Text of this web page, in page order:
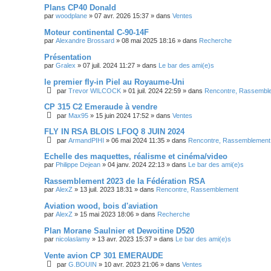
Plans CP40 Donald
par woodplane » 07 avr. 2026 15:37 » dans Ventes
Moteur continental C-90-14F
par Alexandre Brossard » 08 mai 2025 18:16 » dans Recherche
Présentation
par Gralex » 07 juil. 2024 11:27 » dans Le bar des ami(e)s
le premier fly-in Piel au Royaume-Uni
par Trevor WILCOCK » 01 juil. 2024 22:59 » dans Rencontre,
CP 315 C2 Emeraude à vendre
par Max95 » 15 juin 2024 17:52 » dans Ventes
FLY IN RSA BLOIS LFOQ 8 JUIN 2024
par ArmandPIHI » 06 mai 2024 11:35 » dans Rencontre, Rassemblement
Echelle des maquettes, réalisme et cinéma/video
par Philippe Dejean » 04 janv. 2024 22:13 » dans Le bar des ami(e)s
Rassemblement 2023 de la Fédération RSA
par AlexZ » 13 juil. 2023 18:31 » dans Rencontre, Rassemblement
Aviation wood, bois d'aviation
par AlexZ » 15 mai 2023 18:06 » dans Recherche
Plan Morane Saulnier et Dewoitine D520
par nicolaslamy » 13 avr. 2023 15:37 » dans Le bar des ami(e)s
Vente avion CP 301 EMERAUDE
par G.BOUIN » 10 avr. 2023 21:06 » dans Ventes